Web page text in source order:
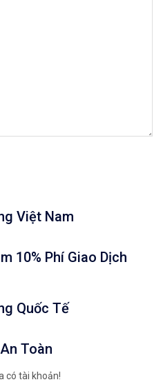
Việt Nam
10% Phí Giao Dịch
Quốc Tế
Toàn
có tài khoản!